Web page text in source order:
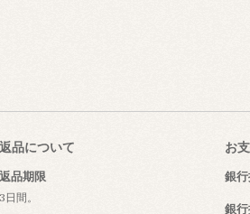
返品について
返品期限
3日間。
お
銀
銀行